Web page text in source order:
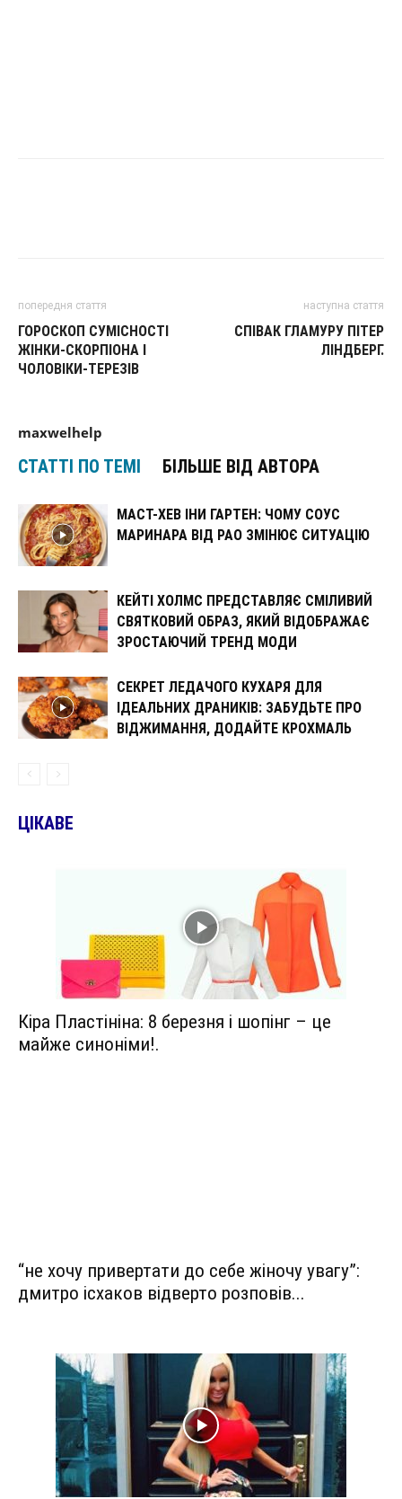
попередня стаття
ГОРОСКОП СУМІСНОСТІ
ЖІНКИ-СКОРПІОНА І
ЧОЛОВІКИ-ТЕРЕЗІВ
наступна стаття
СПІВАК ГЛАМУРУ ПІТЕР
ЛІНДБЕРГ.
maxwelhelp
СТАТТІ ПО ТЕМІ БІЛЬШЕ ВІД АВТОРА
МАСТ-ХЕВ ІНИ ГАРТЕН: ЧОМУ СОУС
МАРИНАРА ВІД РАО ЗМІНЮЄ СИТУАЦІЮ
КЕЙТІ ХОЛМС ПРЕДСТАВЛЯЄ СМІЛИВИЙ
СВЯТКОВИЙ ОБРАЗ, ЯКИЙ ВІДОБРАЖАЄ
ЗРОСТАЮЧИЙ ТРЕНД МОДИ
СЕКРЕТ ЛЕДАЧОГО КУХАРЯ ДЛЯ
ІДЕАЛЬНИХ ДРАНИКІВ: ЗАБУДЬТЕ ПРО
ВІДЖИМАННЯ, ДОДАЙТЕ КРОХМАЛЬ
ЦІКАВЕ
Кіра Пластініна: 8 березня і шопінг – це
майже синоніми!.
“не хочу привертати до себе жіночу увагу”:
дмитро ісхаков відверто розповів...